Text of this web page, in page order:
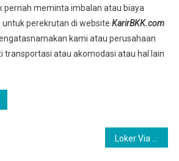
pernah meminta imbalan atau biaya
perekrutan di website KarirBKK.com
kami atau perusahaan
transportasi atau akomodasi atau hal lain